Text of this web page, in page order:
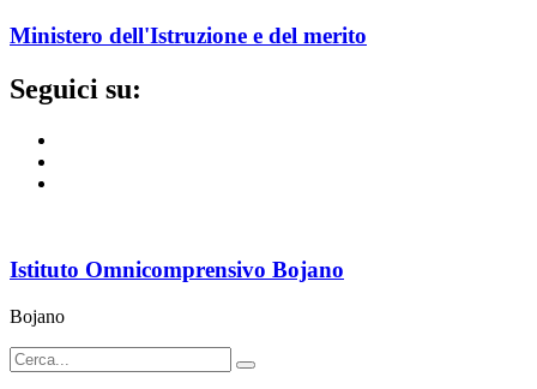
Ministero dell'Istruzione e del merito
Seguici su:
Istituto Omnicomprensivo Bojano
Bojano